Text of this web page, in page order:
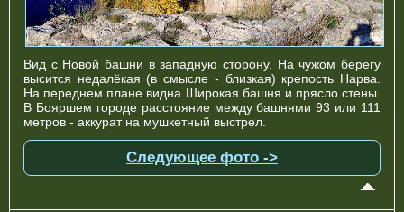
Вид с Новой башни в западную сторону. На чужом берегу
высится недалёкая (в смысле - близкая) крепость Нарва.
На переднем плане видна Широкая башня и прясло стены.
В Бояршем городе расстояние между башнями 93 или 111
метров - аккурат на мушкетный выстрел.
Следующее фото ->